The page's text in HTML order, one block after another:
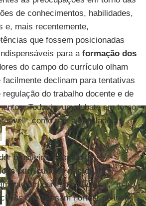
de conhecimentos, habilidades,
e, mais recentemente,
que fossem posicionadas
para a formação dos
do campo do currículo olham
declinam para tentativas
regulação do trabalho docente e de
Todavia, um debate em torno
como tem assinalado a
brasileiro, defende que
curriculares nacionais.
um currículo nacional, “mas
que possam nortear políticas